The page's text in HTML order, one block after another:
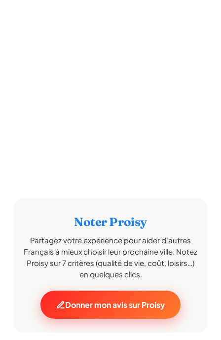
Noter Proisy
Partagez votre expérience pour aider d'autres
Français à mieux choisir leur prochaine ville. Notez
Proisy sur 7 critères (qualité de vie, coût, loisirs…)
en quelques clics.
Donner mon avis sur Proisy